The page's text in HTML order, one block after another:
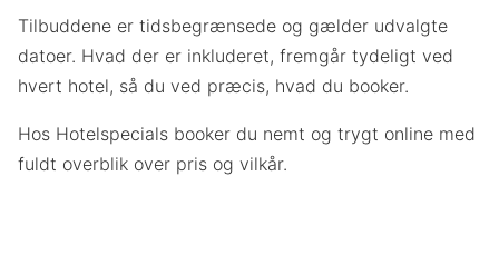
Tilbuddene er tidsbegrænsede og gælder udvalgte
datoer. Hvad der er inkluderet, fremgår tydeligt ved
hvert hotel, så du ved præcis, hvad du booker.
Hos Hotelspecials booker du nemt og trygt online med
fuldt overblik over pris og vilkår.